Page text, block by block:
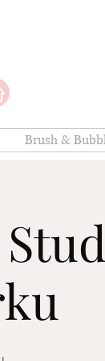
Brush &